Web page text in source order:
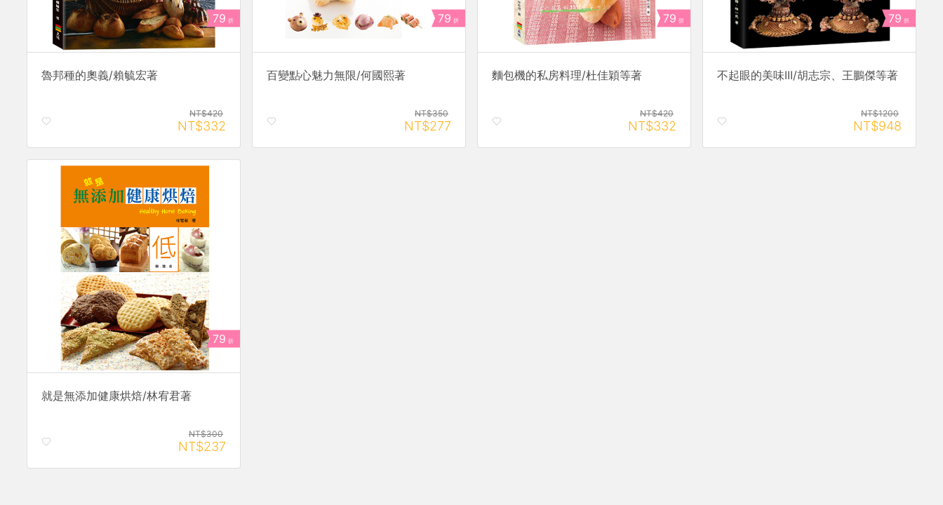
79 折
魯邦種的奧義/賴毓宏著
NT$420
NT$332
79 折
百變點心魅力無限/何國熙著
NT$350
NT$277
79 折
麵包機的私房料理/杜佳穎等著
NT$420
NT$332
79 折
不起眼的美味III/胡志宗、王鵬傑等著
NT$1200
NT$948
79 折
就是無添加健康烘焙/林宥君著
NT$300
NT$237